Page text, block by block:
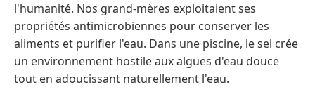
l'humanité. Nos grand-mères exploitaient ses
propriétés antimicrobiennes pour conserver les
aliments et purifier l'eau. Dans une piscine, le sel crée
un environnement hostile aux algues d'eau douce
tout en adoucissant naturellement l'eau.